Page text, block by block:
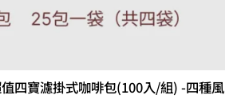
值四寶濾掛式咖啡包(100入/組) -四種風